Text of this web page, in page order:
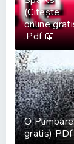
(Citește
online
.Pdf 📖
O
gratis)